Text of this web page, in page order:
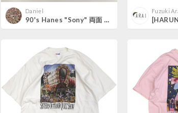
Daniel
90's Hanes "Sony" 両面 プリント Tシャツ XLサイズ USA製